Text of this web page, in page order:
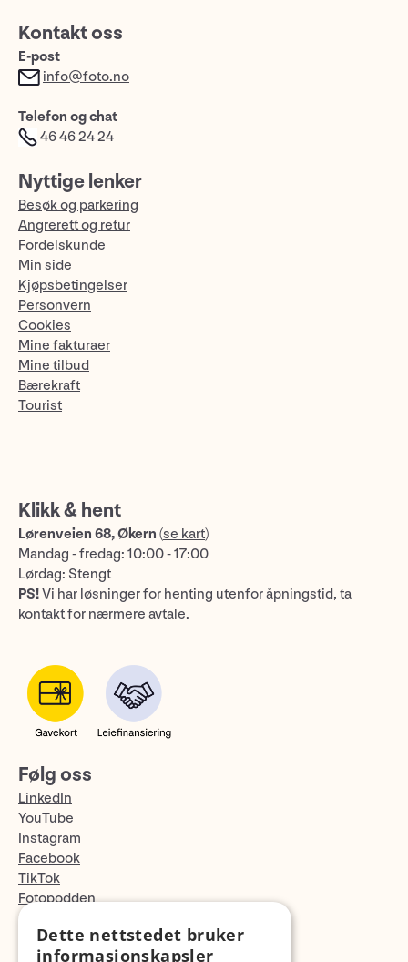
Kontakt oss
E-post
info@foto.no
Telefon og chat
46 46 24 24
Nyttige lenker
Besøk og parkering
Angrerett og retur
Fordelskunde
Min side
Kjøpsbetingelser
Personvern
Cookies
Mine fakturaer
Mine tilbud
Bærekraft
Tourist
Klikk & hent
Lørenveien 68, Økern (se kart)
Mandag - fredag: 10:00 - 17:00
Lørdag: Stengt
PS!Vi har løsninger for henting utenfor åpningstid, ta
kontakt for nærmere avtale.
Følg oss
LinkedIn
YouTube
Instagram
Facebook
TikTok
Fotopodden
Med forbehold om skrive- og lagerfeil
Dette nettstedet bruker
informasjonskapsler